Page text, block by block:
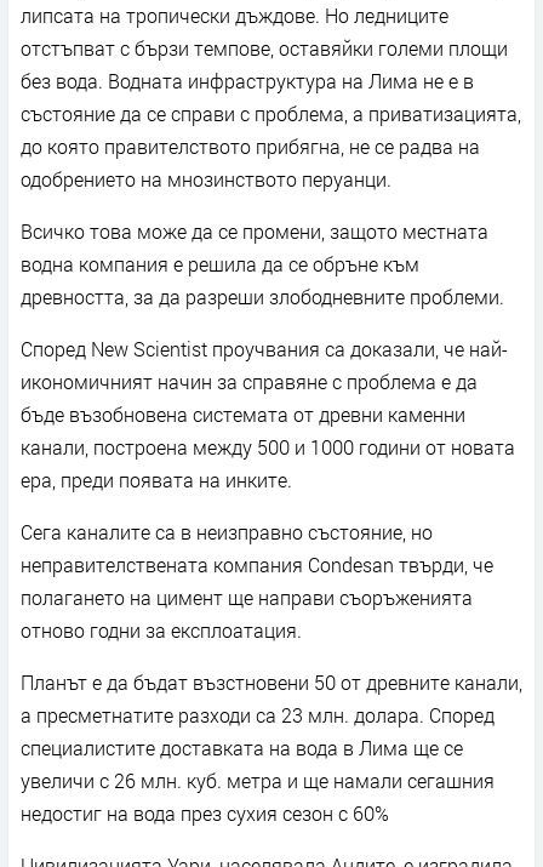
липсата на тропически дъждове. Но ледниците
отстъпват с бързи темпове, оставяйки големи площи
без вода. Водната инфраструктура на Лима не е в
състояние да се справи с проблема, а приватизацията,
до която правителството прибягна, не се радва на
одобрението на мнозинството перуанци.
Всичко това може да се промени, защото местната
водна компания е решила да се обръне към
древността, за да разреши злободневните проблеми.
Според New Scientist проучвания са доказали, че най-
икономичният начин за справяне с проблема е да
бъде възобновена системата от древни каменни
канали, построена между 500 и 1000 години от новата
ера, преди появата на инките.
Сега каналите са в неизправно състояние, но
неправителствената компания Condesan твърди, че
полагането на цимент ще направи съоръженията
отново годни за експлоатация.
Планът е да бъдат възстновени 50 от древните канали,
а пресметнатите разходи са 23 млн. долара. Според
специалистите доставката на вода в Лима ще се
увеличи с 26 млн. куб. метра и ще намали сегашния
недостиг на вода през сухия сезон с 60%